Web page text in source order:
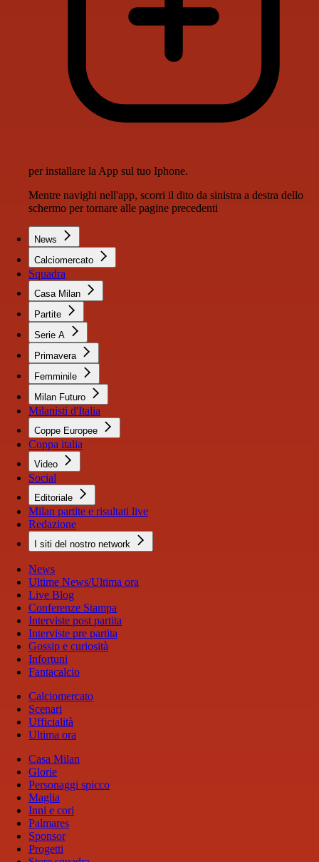
per installare la App sul tuo Iphone.
Mentre navighi nell'app, scorri il dito da sinistra a destra dello
schermo per tornare alle pagine precedenti
News
Calciomercato
Squadra
Casa Milan
Partite
Serie A
Primavera
Femminile
Milan Futuro
Milanisti d'Italia
Coppe Europee
Coppa italia
Video
Social
Editoriale
Milan partite e risultati live
Redazione
I siti del nostro network
News
Ultime News/Ultima ora
Live Blog
Conferenze Stampa
Interviste post partita
Interviste pre partita
Gossip e curiosità
Infortuni
Fantacalcio
Calciomercato
Scenari
Ufficialità
Ultima ora
Casa Milan
Glorie
Personaggi spicco
Maglia
Inni e cori
Palmares
Sponsor
Progetti